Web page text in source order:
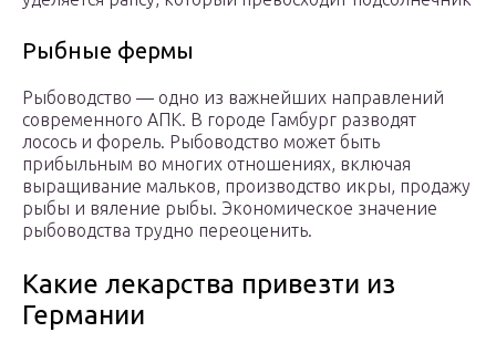
Рыбные фермы
Рыбоводство — одно из важнейших направлений
современного АПК. В городе Гамбург разводят
лосось и форель. Рыбоводство может быть
прибыльным во многих отношениях, включая
выращивание мальков, производство икры, продажу
рыбы и вяление рыбы. Экономическое значение
рыбоводства трудно переоценить.
Какие лекарства привезти из
Германии